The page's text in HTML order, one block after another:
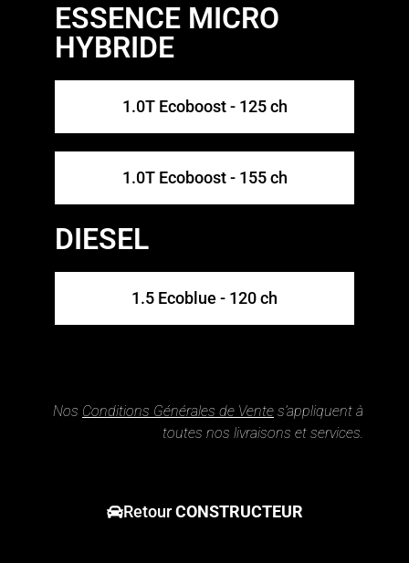
ESSENCE MICRO
HYBRIDE
1.0T Ecoboost - 125 ch
1.0T Ecoboost - 155 ch
DIESEL
1.5 Ecoblue - 120 ch
Nos Conditions Générales de Vente s’appliquent à
toutes nos livraisons et services.
RetourCONSTRUCTEUR